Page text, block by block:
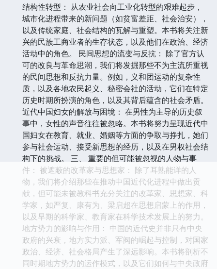
结构性转型： 从农业社会向工业化转型的艰难起步，
城市化进程带来的新问题（如贫富差距、社会治安），
以及传统家庭、社会结构的瓦解与重塑。本书将关注新
兴的民族工商业者的生存状态，以及他们在政治、经济
活动中的角色。 民间思想的流变与反抗： 除了官方认
可的改良与革命思潮，我们将发掘那些不为主流所重视
的民间思想和反抗力量。例如，义和团运动的复杂性
质，以及各地农民起义、秘密会社的活动，它们在特定
历史时期所扮演的角色，以及其背后蕴含的社会矛盾。
近代中国妇女的解放与困境： 在男性为主导的历史叙
事中，女性的声音往往被忽略。本书将努力呈现近代中
国妇女在教育、就业、婚姻等方面的争取与挣扎，她们
参与社会运动、接受新思想的经历，以及在男权社会结
构下的挑战。 三、 重要的但可能被忽视的人物与事
件： 被遮蔽的改革家与思想家： 除了耳熟能详的人
物，我们将介绍那些在推动中国近代化进程中做出贡
献，但可能未被教科书充分关注的改革家、思想家、科
学家，如严复、康有为、梁启超在思想启蒙上的作用，
以及早期的科学家、教育家在科学技术发展上的努力。
地方势力的影响与作用： 中国的近代史并非只有中央
政府的兴衰，地方实力派、军阀的崛起与控制，对国家
政治、经济、社会格局产生了深远影响。本书将剖析不
同时期地方势力的运作模式，以及它们如何与中央政府